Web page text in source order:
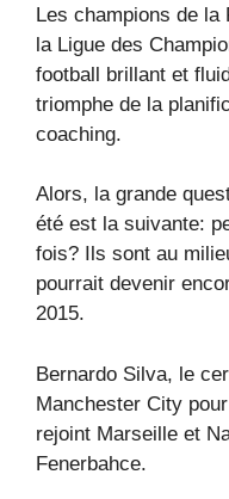
Les champions de
la Ligue des
football brillant et
triomphe de la
coaching.
Alors, la grande
été est la suivante:
fois? Ils sont au
pourrait devenir
2015.
Bernardo Silva, le
Manchester City
rejoint Marseille et
Fenerbahce.